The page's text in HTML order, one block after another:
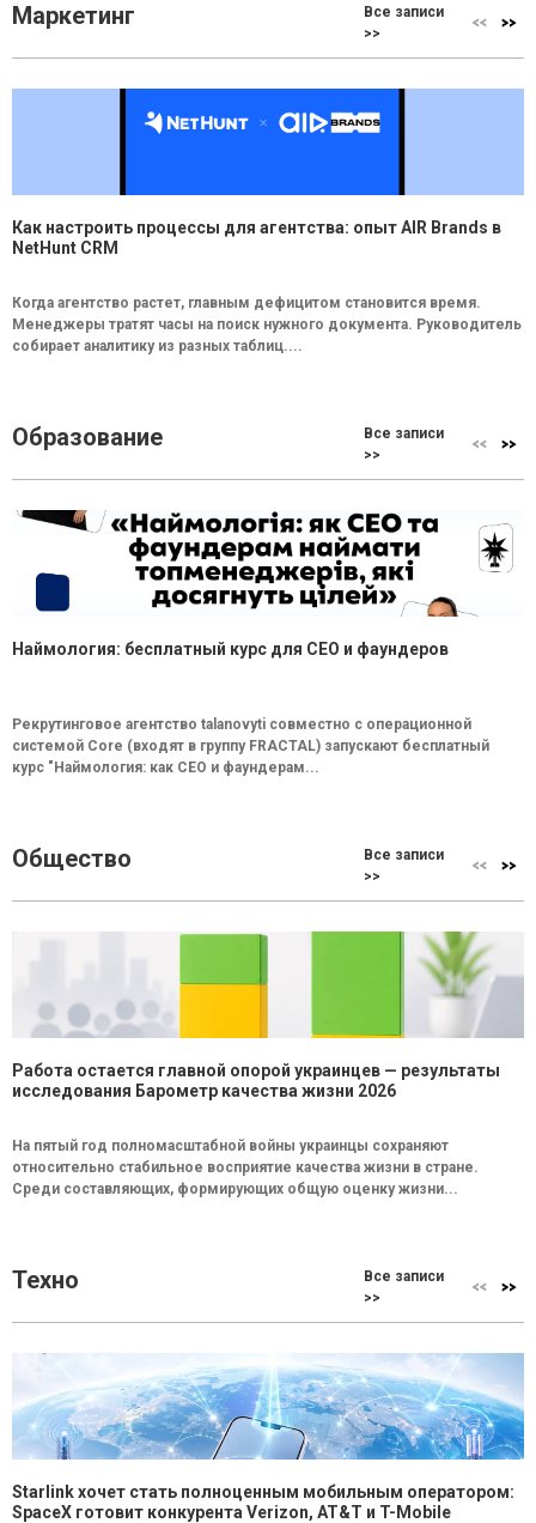
Маркетинг
Все записи
>>
Как настроить процессы для агентства: опыт AIR Brands в
NetHunt CRM
Когда агентство растет, главным дефицитом становится время.
Менеджеры тратят часы на поиск нужного документа. Руководитель
собирает аналитику из разных таблиц....
Образование
Все записи
>>
Наймология: бесплатный курс для CEO и фаундеров
Рекрутинговое агентство talanovyti совместно с операционной
системой Core (входят в группу FRACTAL) запускают бесплатный
курс "Наймология: как СEO и фаундерам...
Общество
Все записи
>>
Работа остается главной опорой украинцев — результаты
исследования Барометр качества жизни 2026
На пятый год полномасштабной войны украинцы сохраняют
относительно стабильное восприятие качества жизни в стране.
Среди составляющих, формирующих общую оценку жизни...
Техно
Все записи
>>
Starlink хочет стать полноценным мобильным оператором:
SpaceX готовит конкурента Verizon, AT&T и T-Mobile